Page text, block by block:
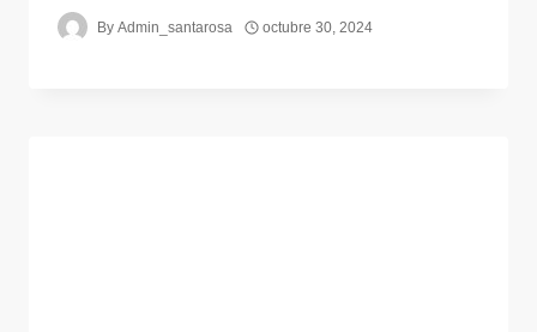
By Admin_santarosa octubre 30, 2024